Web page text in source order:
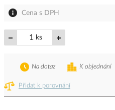
Cena s DPH
ks
Přidat k porovnání
K objednání
Na dotaz